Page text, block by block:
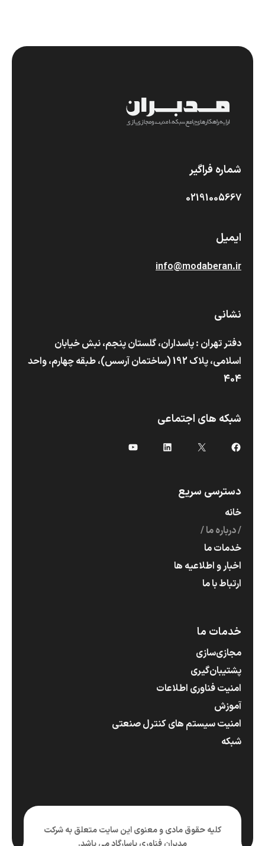
شماره فراگیر
02191005667
ایمیل
info@modaberan.ir
نشانی
دفتر تهران : پاسداران، گلستان پنجم، نبش خیابان
اسلامی، پلاک 192 (ساختمان آرسس)،‌ طبقه چهارم، واحد
404
شبکه های اجتماعی
دسترسی سریع
خانه
درباره ما
خدمات ما
اخبار و اطلاعیه ها
ارتباط با ما
خدمات ما
مجازی‌سازی
پشتیبان‌گیری
امنیت فناوری اطلاعات
آموزش
امنیت سیستم های کنترل صنعتی
شبکه
کلیه حقوق مادی و معنوی این سایت متعلق به شرکت